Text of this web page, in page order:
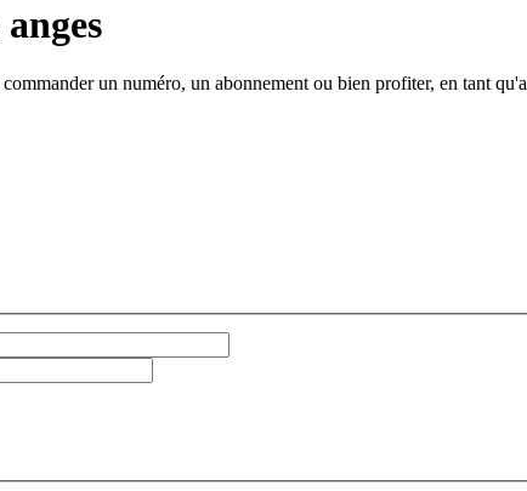
un numéro, un abonnement ou bien profiter, en tant